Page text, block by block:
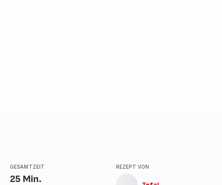
GESAMTZEIT
25 Min.
REZEPT VON